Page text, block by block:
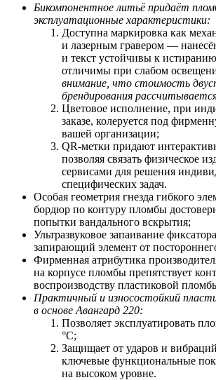
Бикомпонентное литьё придаёт
эксплуатационные характеристики:
Доступна маркировка как
и лазерным гравером —
и текст устойчивы к
отличимы при слабом
внимание, что стоимость
брендирования
Цветовое исполнение, при
заказе, колеруется под
вашей организации;
QR-метки придают
позволяя связать физическое
сервисами для решения
специфических задач.
Особая геометрия гнезда гибкого
бордюр по контуру пломбы
попытки вандального вскрытия;
Ультразвуковое запаивание
запирающий элемент от
Фирменная атрибутика
на корпусе пломбы препятствует
воспроизводству пластиковой
Практичный и износостойкий
в основе Авангард 220:
Позволяет эксплуатировать
°С;
Защищает от ударов и
ключевые функциональные
на высоком уровне.